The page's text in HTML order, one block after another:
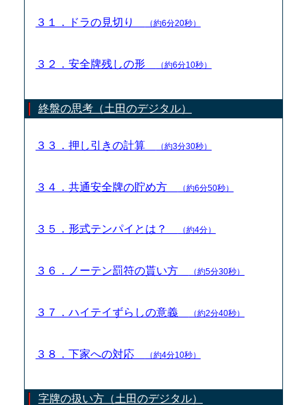
３１．ドラの見切り （約6分20秒）
３２．安全牌残しの形 （約6分10秒）
終盤の思考（土田のデジタル）
３３．押し引きの計算 （約3分30秒）
３４．共通安全牌の貯め方 （約6分50秒）
３５．形式テンパイとは？ （約4分）
３６．ノーテン罰符の貰い方 （約5分30秒）
３７．ハイテイずらしの意義 （約2分40秒）
３８．下家への対応 （約4分10秒）
字牌の扱い方（土田のデジタル）